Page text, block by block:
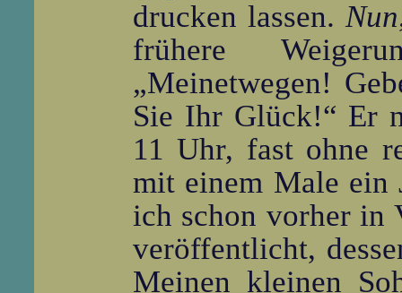
drucken lassen.Nun
frühere
„Meinetwegen!
Sie Ihr Glück!“ Er
11 Uhr, fast ohne
mit einem Male ein
ich schon vorher in
veröffentlicht,
Meinen kleinen